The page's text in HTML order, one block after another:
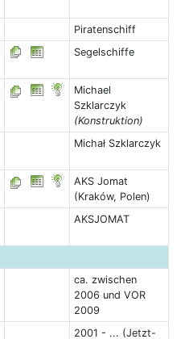
Piratenschiff
Segelschiffe
Michael
Szklarczyk
(Konstruktion)
Michał Szklarczyk
AKS Jomat
(Kraków, Polen)
AKSJOMAT
ca. zwischen
2006 und VOR
2009
2001 - ... (Jetzt-